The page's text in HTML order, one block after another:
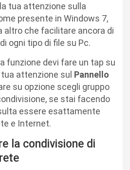
tua attenzione sulla
presente in Windows 7,
altro che facilitare ancora di
ogni tipo di file su Pc.
funzione devi fare un tap su
attenzione sul Pannello
su opzione scegli gruppo
se stai facendo
essere esattamente
e Internet.
la condivisione di